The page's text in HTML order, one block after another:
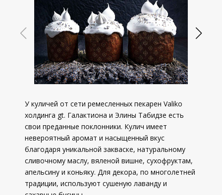
У куличей от сети ремесленных пекарен Valiko
холдинга gt. Галактиона и Элины Табидзе есть
свои преданные поклонники. Кулич имеет
невероятный аромат и насыщенный вкус
благодаря уникальной закваске, натуральному
сливочному маслу, вяленой вишне, сухофруктам,
апельсину и коньяку. Для декора, по многолетней
традиции, используют сушеную лаванду и